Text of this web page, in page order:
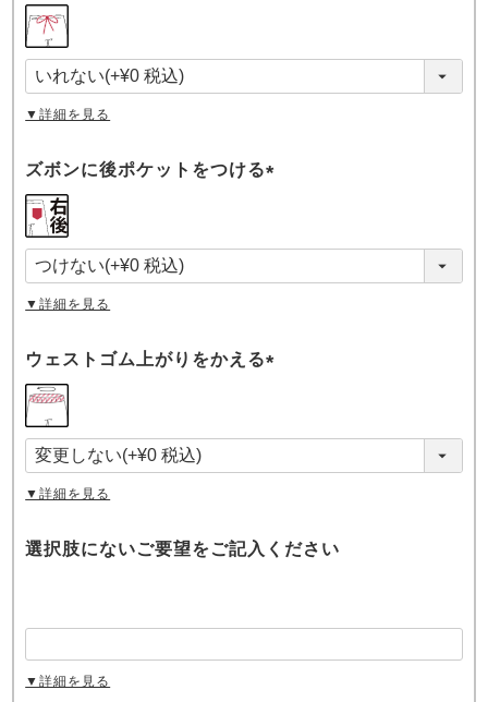
須
)
▼詳細を見る
ズボンに後ポケットをつける
須
)
▼詳細を見る
ウェストゴム上がりをかえる
須
)
▼詳細を見る
選択肢にないご要望をご記入ください
▼詳細を見る